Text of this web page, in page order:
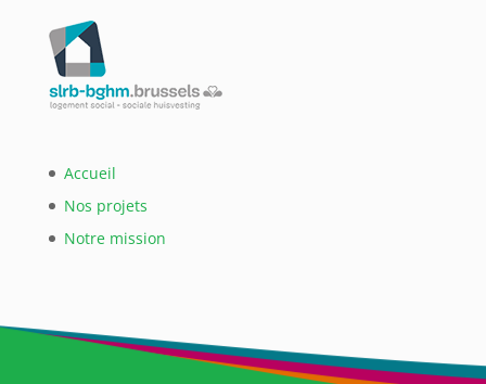
Accueil
Nos projets
Notre mission